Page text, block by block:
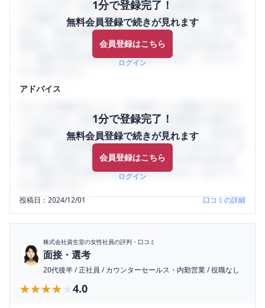
1分で登録完了！
無料会員登録で続きが見れます
会員登録はこちら
ログイン
うになります。SHEHUB(シーハブ)は、女性限定の企業口コ
ミの投稿サイトです。給与面・女性の働きやすさ・会社の評
判など、女性の転職は気にすべき点がたくさんあります。先
輩社員（元社員）の口コミを通して、本当の会社の姿を知
り、将来の不安や現在の悩みを解消するために、ぜひサイト
アドバイス
1分で登録完了！
無料会員登録で続きが見れます
会員登録はこちら
ログイン
うになります。SHEHUB(シーハブ)は、女性限定の企業口コ
ミの投稿サイトです。給与面・女性の働きやすさ・会社の評
判など、女性の転職は気にすべき点がたくさんあります。先
輩社員（元社員）の口コミを通して、本当の会社の姿を知
り、将来の不安や現在の悩みを解消するために、ぜひサイト
投稿日：2024/12/01 口コミの詳細
株式会社資生堂の女性社員の評判・口コミ
面接・選考
20代後半/正社員 /カウンターセールス・内勤営業/役職なし
★★★★★
★★★★★ 4.0